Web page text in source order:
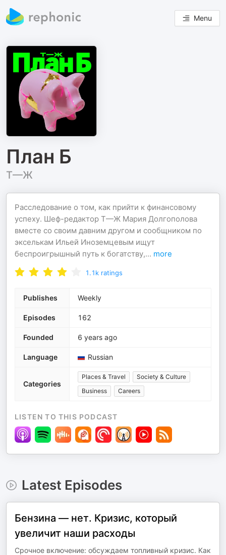
Menu
План Б
Т—Ж
Расследование о том, как прийти к финансовому
успеху. Шеф-редактор Т—Ж Мария Долгополова
вместе со своим давним другом и сообщником по
экселькам Ильей Иноземцевым ищут
беспроигрышный путь к богатству,... more
1.1k ratings
Publishes Weekly
Episodes 162
Founded 6 years ago
Language Russian
Categories
Places & Travel
Society & Culture
Business
Careers
LISTEN TO THIS PODCAST
Latest Episodes
Бензина — нет. Кризис, который
увеличит наши расходы
Срочное включение: обсуждаем топливный кризис. Как